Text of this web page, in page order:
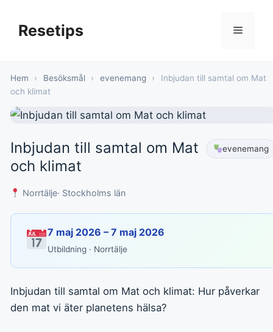
innehållResetips Meny
Hem › Besöksmål › evenemang ›
Inbjudan till samtal om Mat
och klimat
Inbjudan till samtal om Mat
och klimat
evenemang
Norrtälje· Stockholms län
7 maj 2026 – 7 maj 2026
Utbildning · Norrtälje
Inbjudan till samtal om Mat och klimat: Hur påverkar
den mat vi äter planetens hälsa?